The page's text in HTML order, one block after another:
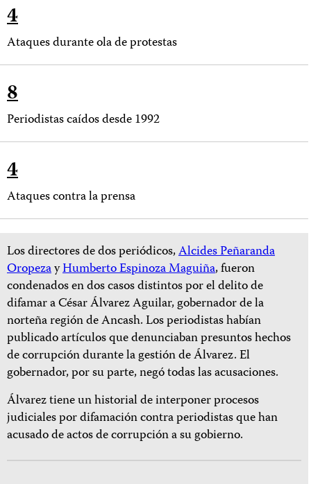
4
Ataques durante ola de protestas
8
Periodistas caídos desde 1992
4
Ataques contra la prensa
Los directores de dos periódicos,Alcides Peñaranda
OropezayHumberto Espinoza Maguiña, fueron
condenados en dos casos distintos por el delito de
difamar a César Álvarez Aguilar, gobernador de la
norteña región de Ancash. Los periodistas habían
publicado artículos que denunciaban presuntos hechos
de corrupción durante la gestión de Álvarez. El
gobernador, por su parte, negó todas las acusaciones.
Álvarez tiene un historial de interponer procesos
judiciales por difamación contra periodistas que han
acusado de actos de corrupción a su gobierno.